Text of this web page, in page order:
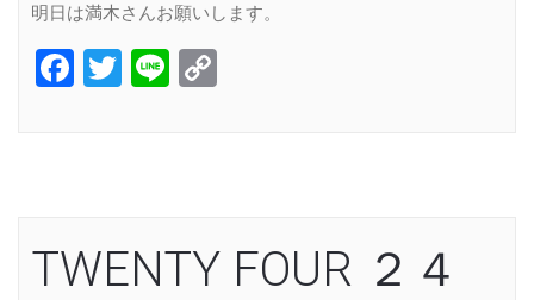
明日は満木さんお願いします。
Facebook
Twitter
Line
TWENTY FOUR ２４